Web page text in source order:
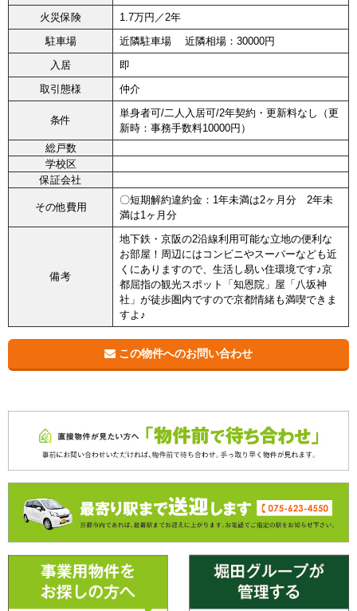
火災保険
1.7万円／2年
駐車場
近隣駐車場 近隣相場：30000円
入居
即
取引態様
仲介
条件
単身者可/二人入居可/2年契約・更新料なし（更
新時：事務手数料10000円）
総戸数
学校区
保証会社
その他費用
〇短期解約違約金：1年未満は2ヶ月分 2年未
満は1ヶ月分
備考
地下鉄・京阪の2沿線利用可能な立地の便利な
お部屋！周辺にはコンビニやスーパーなども近
くにありますので、生活し易い住環境です♪京
都屈指の観光スポット「知恩院」屋「八坂神
社」が徒歩圏内ですので京都情緒も満喫できま
すよ♪
この物件へのお問い合わせ